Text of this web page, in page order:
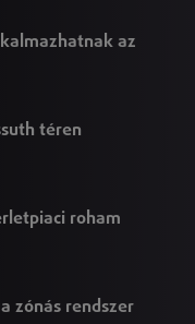
az
téren
roham
zónás rendszer